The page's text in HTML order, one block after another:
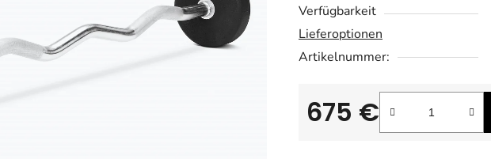
Verfügbarkeit
Lieferoptionen
Artikelnummer:
675 €
Verkaufspreis: